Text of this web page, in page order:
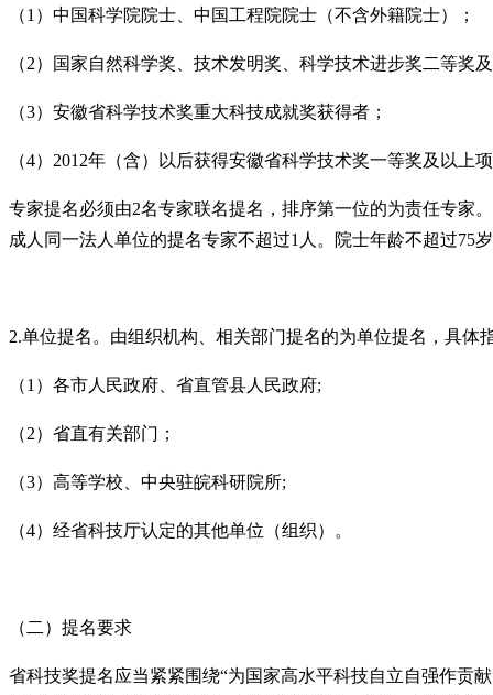
（1）中国科学院院士、中国工程院院士（不含外籍院士）；
（2）国家自然科学奖、技术发明奖、科学技术进步奖二等奖
（3）安徽省科学技术奖重大科技成就奖获得者；
（4）2012年（含）以后获得安徽省科学技术奖一等奖及以
专家提名必须由2名专家联名提名，排序第一位的为责任专家
成人同一法人单位的提名专家不超过1人。院士年龄不超过75
2.单位提名。由组织机构、相关部门提名的为单位提名，具体
（1）各市人民政府、省直管县人民政府;
（2）省直有关部门；
（3）高等学校、中央驻皖科研院所;
（4）经省科技厅认定的其他单位（组织）。
（二）提名要求
省科技奖提名应当紧紧围绕“为国家高水平科技自立自强作贡